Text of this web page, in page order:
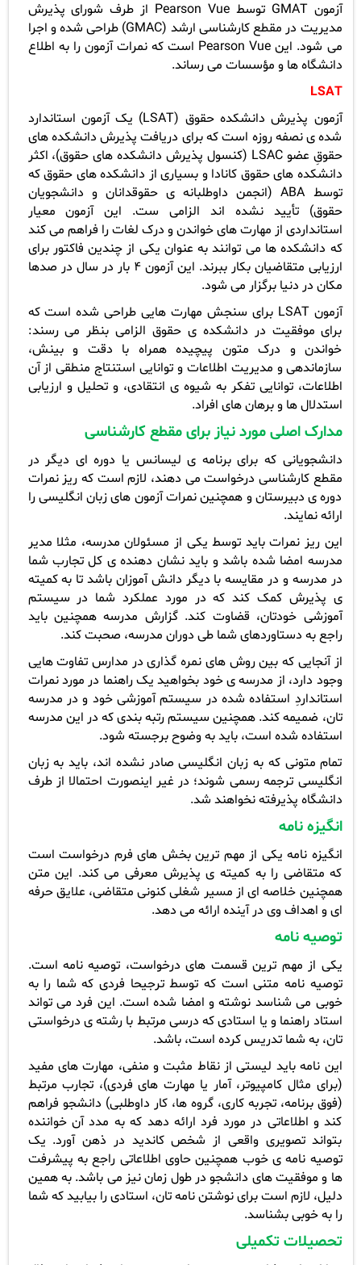
آزمونGMAT توسطPearson Vue از طرف شورای پذیرش
مدیریت در مقطع کارشناسی ارشد (GMAC) طراحی شده و اجرا
می شود. این Pearson Vue است که نمرات آزمون را به اطلاع
دانشگاه ها و مؤسسات می رساند.
LSAT
آزمون پذیرش دانشکده حقوق (LSAT) یک آزمون استاندارد
شده ی نصفه روزه است که برای دریافت پذیرش دانشکده های
حقوقِ عضوLSAC (کنسول پذیرش دانشکده های حقوق)، اکثر
دانشکده های حقوق کانادا و بسیاری از دانشکده های حقوق که
توسط ABA(انجمن داوطلبانه ی حقوقدانان و دانشجویان
حقوق) تأیید نشده اند الزامی ست. این آزمون معیار
استانداردی از مهارت های خواندن و درک لغات را فراهم می کند
که دانشکده ها می توانند به عنوان یکی از چندین فاکتور برای
ارزیابی متقاضیان بکار ببرند. این آزمون 4 بار در سال در صدها
مکان در دنیا برگزار می شود.
آزمونLSAT برای سنجش مهارت هایی طراحی شده است که
برای موفقیت در دانشکده ی حقوق الزامی بنظر می رسند:
خواندن و درک متون پیچیده همراه با دقت و بینش،
سازماندهی و مدیریت اطلاعات و توانایی استنتاج منطقی از آن
اطلاعات، توانایی تفکر به شیوه ی انتقادی، و تحلیل و ارزیابی
استدلال ها و برهان های افراد.
مدارک اصلی مورد نیاز برای مقطع کارشناسی
دانشجویانی که برای برنامه ی لیسانس یا دوره ای دیگر در
مقطع کارشناسی درخواست می دهند، لازم است که ریز نمرات
دوره ی دبیرستان و همچنین نمرات آزمون های زبان انگلیسی را
ارائه نمایند.
این ریز نمرات باید توسط یکی از مسئولان مدرسه، مثلا مدیر
مدرسه امضا شده باشد و باید نشان دهنده ی کل تجارب شما
در مدرسه و در مقایسه با دیگر دانش آموزان باشد تا به کمیته
ی پذیرش کمک کند که در مورد عملکرد شما در سیستم
آموزشی خودتان، قضاوت کند. گزارش مدرسه همچنین باید
راجع به دستاوردهای شما طی دوران مدرسه، صحبت کند.
از آنجایی که بین روش های نمره گذاری در مدارس تفاوت هایی
وجود دارد، از مدرسه ی خود بخواهید یک راهنما در مورد نمرات
استانداردِ استفاده شده در سیستم آموزشی خود و در مدرسه
تان، ضمیمه کند. همچنین سیستم رتبه بندی که در این مدرسه
استفاده شده است، باید به وضوح برجسته شود.
تمام متونی که به زبان انگلیسی صادر نشده اند، باید به زبان
انگلیسی ترجمه رسمی شوند؛ در غیر اینصورت احتمالا از طرف
دانشگاه پذیرفته نخواهند شد.
انگیزه نامه
انگیزه نامه یکی از مهم ترین بخش های فرم درخواست است
که متقاضی را به کمیته ی پذیرش معرفی می کند. این متن
همچنین خلاصه ای از مسیر شغلی کنونی متقاضی، علایق حرفه
ای و اهداف وی در آینده ارائه می دهد.
توصیه نامه
یکی از مهم ترین قسمت های درخواست، توصیه نامه است.
توصیه نامه متنی است که توسط ترجیحا فردی که شما را به
خوبی می شناسد نوشته و امضا شده است. این فرد می تواند
استاد راهنما و یا استادی که درسی مرتبط با رشته ی درخواستی
تان، به شما تدریس کرده است، باشد.
این نامه باید لیستی از نقاط مثبت و منفی، مهارت های مفید
(برای مثال کامپیوتر، آمار یا مهارت های فردی)، تجارب مرتبط
(فوق برنامه، تجربه کاری، گروه ها، کار داوطلبی) دانشجو فراهم
کند و اطلاعاتی در مورد فرد ارائه دهد که به مدد آن خواننده
بتواند تصویری واقعی از شخص کاندید در ذهن آورد. یک
توصیه نامه ی خوب همچنین حاوی اطلاعاتی راجع به پیشرفت
ها و موفقیت های دانشجو در طول زمان نیز می باشد. به همین
دلیل، لازم است برای نوشتن نامه تان، استادی را بیابید که شما
را به خوبی بشناسد.
تحصیلات تکمیلی